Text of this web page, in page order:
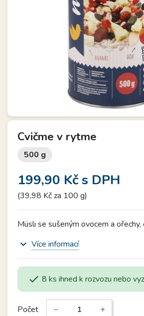
Cvičme v rytme
500 g
199,90 Kčs DPH
(39,98 Kč za 100 g)
Müsli se sušeným ovocem a
expand_more Více informací
 8 ks ihned k rozvozu nebo
Počet − +